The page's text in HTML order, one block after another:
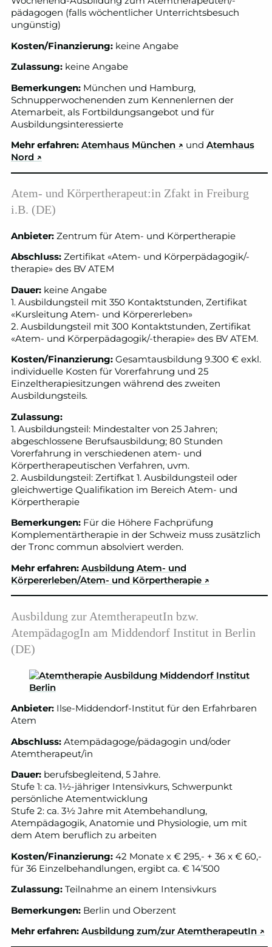
pädagogen (falls wöchentlicher Unterrichtsbesuch
ungünstig)
Kosten/Finanzierung: keine Angabe
Zulassung: keine Angabe
Bemerkungen: München und Hamburg,
Schnupperwochenenden zum Kennenlernen der
Atemarbeit, als Fortbildungsangebot und für
Ausbildungsinteressierte
Mehr erfahren: Atemhaus München ↗ und Atemhaus
Nord ↗
Atem- und Körpertherapeut:in Zfakt in Freiburg
i.B. (DE)
Anbieter: Zentrum für Atem- und Körpertherapie
Abschluss: Zertifikat «Atem- und Körperpädagogik/-
therapie» des BV ATEM
Dauer: keine Angabe
1. Ausbildungsteil mit 350 Kontaktstunden, Zertifikat
«Kursleitung Atem- und Körpererleben»
2. Ausbildungsteil mit 300 Kontaktstunden, Zertifikat
«Atem- und Körperpädagogik/-therapie» des BV ATEM.
Kosten/Finanzierung: Gesamtausbildung 9.300 € exkl.
individuelle Kosten für Vorerfahrung und 25
Einzeltherapiesitzungen während des zweiten
Ausbildungsteils.
Zulassung:
1. Ausbildungsteil: Mindestalter von 25 Jahren;
abgeschlossene Berufsausbildung; 80 Stunden
Vorerfahrung in verschiedenen atem- und
Körpertherapeutischen Verfahren, uvm.
2. Ausbildungsteil: Zertifkat 1. Ausbildungsteil oder
gleichwertige Qualifikation im Bereich Atem- und
Körpertherapie
Bemerkungen: Für die Höhere Fachprüfung
Komplementärtherapie in der Schweiz muss zusätzlich
der Tronc commun absolviert werden.
Mehr erfahren: Ausbildung Atem- und
Körpererleben/Atem- und Körpertherapie ↗
Ausbildung zur AtemtherapeutIn bzw.
AtempädagogIn am Middendorf Institut in Berlin
(DE)
Anbieter: Ilse-Middendorf-Institut für den Erfahrbaren
Atem
Abschluss: Atempädagoge/pädagogin und/oder
Atemtherapeut/in
Dauer: berufsbegleitend, 5 Jahre.
Stufe 1: ca. 1½-jähriger Intensivkurs, Schwerpunkt
persönliche Atementwicklung
Stufe 2: ca. 3½ Jahre mit Atembehandlung,
Atempädagogik, Anatomie und Physiologie, um mit
dem Atem beruflich zu arbeiten
Kosten/Finanzierung: 42 Monate x € 295,- + 36 x € 60,-
für 36 Einzelbehandlungen, ergibt ca. € 14’500
Zulassung: Teilnahme an einem Intensivkurs
Bemerkungen: Berlin und Oberzent
Mehr erfahren: Ausbildung zum/zur AtemtherapeutIn ↗